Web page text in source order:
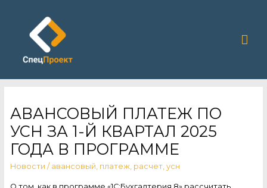
АВАНСОВЫЙ ПЛАТЕЖ ПО
УСН ЗА 1-Й КВАРТАЛ 2025
ГОДА В ПРОГРАММЕ
Новости / авансовый платеж расчет, усн